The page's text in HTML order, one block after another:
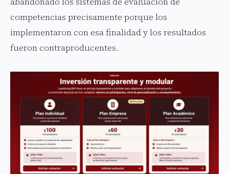
competencias precisamente porque los
implementaron con esa finalidad y los resultados
fueron contraproducentes.